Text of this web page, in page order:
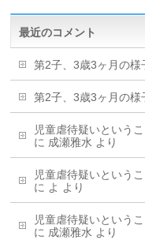
最近のコメント
第2子、3歳3ヶ月の様
第2子、3歳3ヶ月の様
児童虐待疑いという
に 成瀬雅水 より
児童虐待疑いという
に よ より
児童虐待疑いという
に 成瀬雅水 より